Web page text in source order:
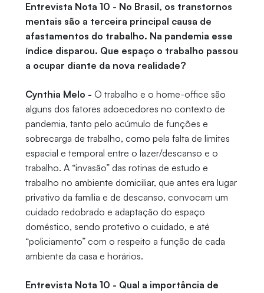
Entrevista Nota 10 - No Brasil, os transtornos
mentais são a terceira principal causa de
afastamentos do trabalho. Na pandemia esse
índice disparou. Que espaço o trabalho passou
a ocupar diante da nova realidade?
Cynthia Melo - O trabalho e o home-office são
alguns dos fatores adoecedores no contexto de
pandemia, tanto pelo acúmulo de funções e
sobrecarga de trabalho, como pela falta de limites
espacial e temporal entre o lazer/descanso e o
trabalho. A “invasão” das rotinas de estudo e
trabalho no ambiente domiciliar, que antes era lugar
privativo da família e de descanso, convocam um
cuidado redobrado e adaptação do espaço
doméstico, sendo protetivo o cuidado, e até
“policiamento” com o respeito a função de cada
ambiente da casa e horários.
Entrevista Nota 10 - Qual a importância de